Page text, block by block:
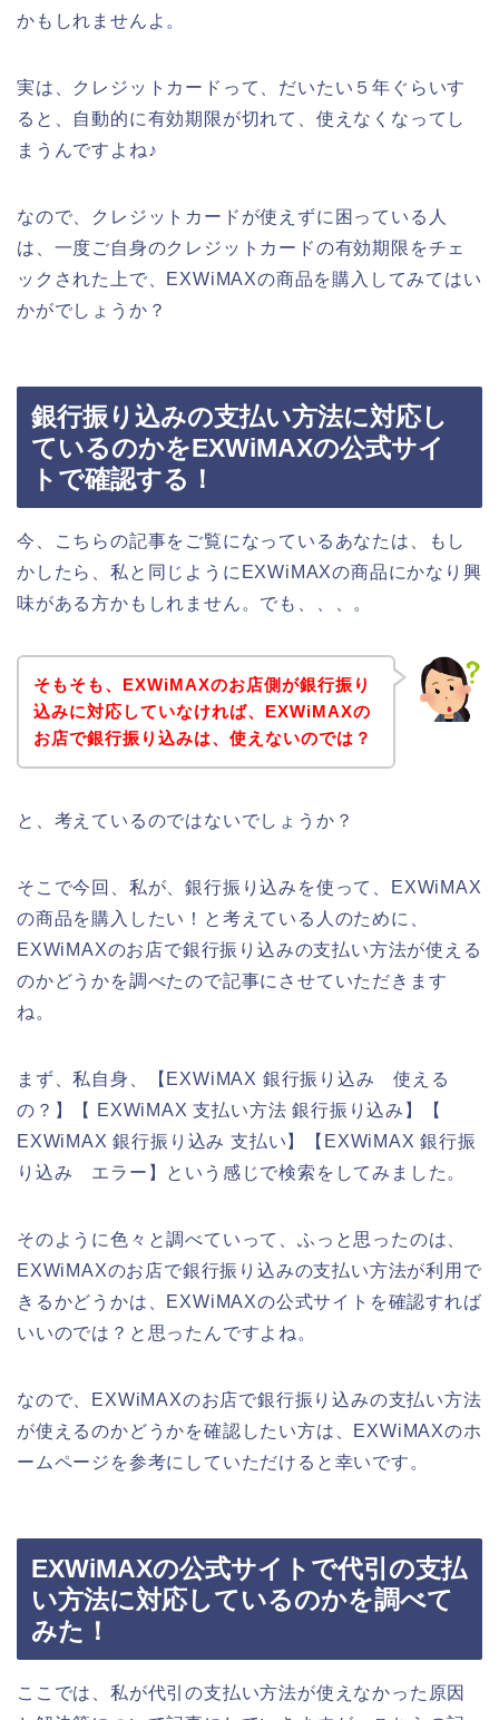
かもしれませんよ。
実は、クレジットカードって、だいたい５年ぐらいす
ると、自動的に有効期限が切れて、使えなくなってし
まうんですよね♪
なので、クレジットカードが使えずに困っている人
は、一度ご自身のクレジットカードの有効期限をチェ
ックされた上で、EXWiMAXの商品を購入してみてはい
かがでしょうか？
銀行振り込みの支払い方法に対応し
ているのかをEXWiMAXの公式サイ
トで確認する！
今、こちらの記事をご覧になっているあなたは、もし
かしたら、私と同じようにEXWiMAXの商品にかなり興
味がある方かもしれません。でも、、、。
そもそも、EXWiMAXのお店側が銀行振り
込みに対応していなければ、EXWiMAXの
お店で銀行振り込みは、使えないのでは？
と、考えているのではないでしょうか？
そこで今回、私が、銀行振り込みを使って、EXWiMAX
の商品を購入したい！と考えている人のために、
EXWiMAXのお店で銀行振り込みの支払い方法が使える
のかどうかを調べたので記事にさせていただきます
ね。
まず、私自身、【EXWiMAX 銀行振り込み 使える
の？】【 EXWiMAX 支払い方法 銀行振り込み】【
EXWiMAX 銀行振り込み 支払い】【EXWiMAX 銀行振
り込み エラー】という感じで検索をしてみました。
そのように色々と調べていって、ふっと思ったのは、
EXWiMAXのお店で銀行振り込みの支払い方法が利用で
きるかどうかは、EXWiMAXの公式サイトを確認すれば
いいのでは？と思ったんですよね。
なので、EXWiMAXのお店で銀行振り込みの支払い方法
が使えるのかどうかを確認したい方は、EXWiMAXのホ
ームページを参考にしていただけると幸いです。
EXWiMAXの公式サイトで代引の支払
い方法に対応しているのかを調べて
みた！
ここでは、私が代引の支払い方法が使えなかった原因